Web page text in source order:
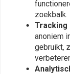
zoekbalk.
Tracking
anoniem
gebruikt,